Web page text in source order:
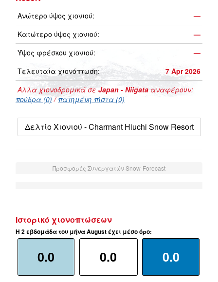
Ανώτερο ύψος χιονιού:
—
Κατώτερο ύψος χιονιού:
—
Ύψος φρέσκου χιονιού:
—
Τελευταία χιονόπτωση:
7 Apr 2026
Αλλα χιονοδρομικά σεJapan - Niigata αναφέρουν:
πούδρα (0) /πατημένη πίστα (0)
Δελτίο Χιονιού - Charmant Hiuchi Snow Resort
Προσφορές Συνεργατών Snow-Forecast
Ιστορικό χιονοπτώσεων
Η 2 εβδομάδα του μήνα August έχει μέσο όρο:
0.0 0.0 0.0